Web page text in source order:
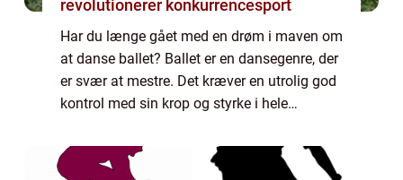
revolutionerer konkurrencesport
Har du længe gået med en drøm i maven om
at danse ballet? Ballet er en dansegenre, der
er svær at mestre. Det kræver en utrolig god
kontrol med sin krop og styrke i hele
mange en undervurderet sportsdans, da
man ...